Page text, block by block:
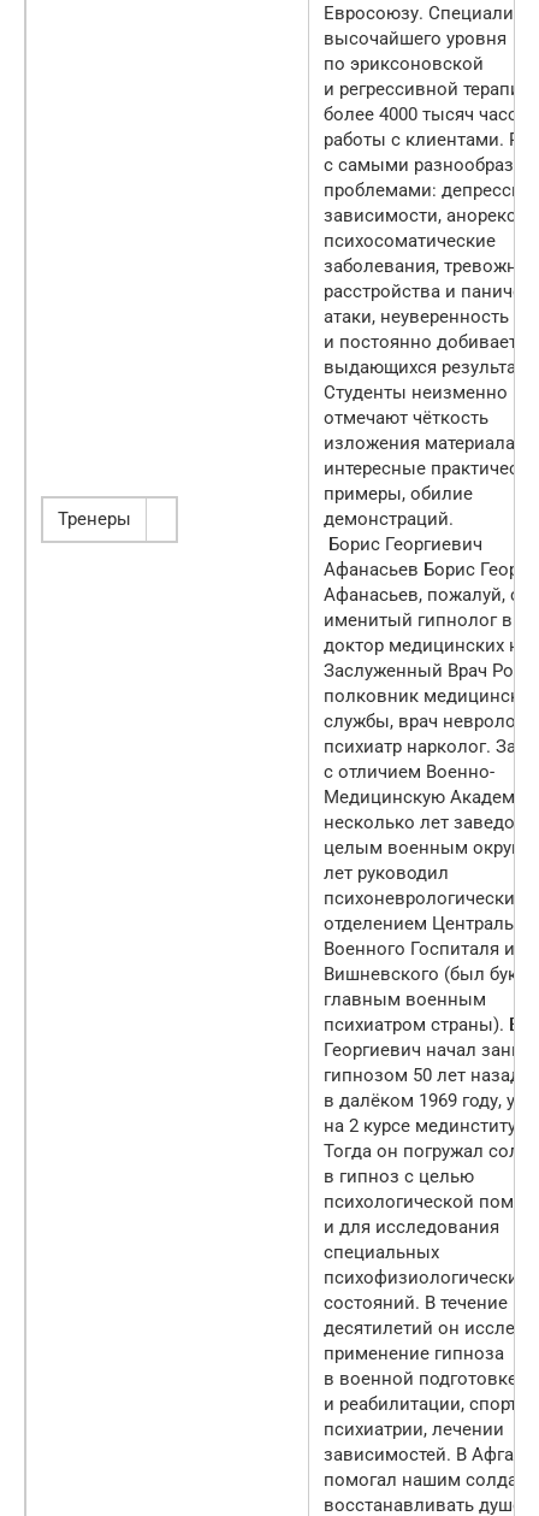
Тренеры
Евросоюзу. Специалист
высочайшего уровня
по эриксоновской
и регрессивной терапии:
более 4000 тысяч часов
работы с клиентами.
с самыми
проблемами: депрессии,
зависимости, анорексия,
психосоматические
заболевания,
расстройства и
атаки, неуверенность в
и постоянно добивается
выдающихся
Студенты неизменно
отмечают чёткость
изложения материала,
интересные
примеры, обилие
демонстраций.
Борис Георгиевич
Афанасьев Борис
Афанасьев, пожалуй,
именитый гипнолог в
доктор медицинских
Заслуженный Врач
полковник
службы, врач невролог,
психиатр нарколог.
с отличием Военно-
Медицинскую
несколько лет
целым военным
лет руководил
психоневрологическим
отделением
Военного Госпиталя им.
Вишневского (был
главным военным
психиатром страны).
Георгиевич начал
гипнозом 50 лет назад,
в далёком 1969 году,
на 2 курсе мединститута.
Тогда он погружал
в гипноз с целью
психологической
и для исследования
специальных
психофизиологических
состояний. В течение
десятилетий он
применение гипноза
в военной подготовке
и реабилитации, спорте,
психиатрии, лечении
зависимостей. В
помогал нашим
восстанавливать